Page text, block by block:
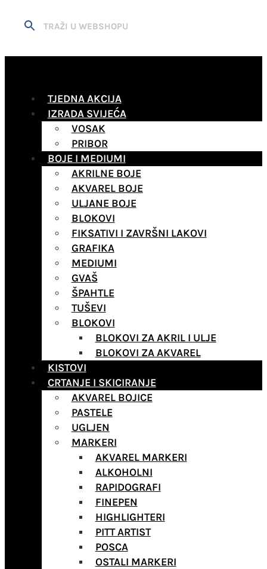
TJEDNA AKCIJA
IZRADA SVIJEĆA
VOSAK
PRIBOR
BOJE I MEDIUMI
AKRILNE BOJE
AKVAREL BOJE
ULJANE BOJE
BLOKOVI
FIKSATIVI I ZAVRŠNI LAKOVI
GRAFIKA
MEDIUMI
GVAŠ
ŠPAHTLE
TUŠEVI
BLOKOVI
BLOKOVI ZA AKRIL I ULJE
BLOKOVI ZA AKVAREL
KISTOVI
CRTANJE I SKICIRANJE
AKVAREL BOJICE
PASTELE
UGLJEN
MARKERI
AKVAREL MARKERI
ALKOHOLNI
RAPIDOGRAFI
FINEPEN
HIGHLIGHTERI
PITT ARTIST
POSCA
OSTALI MARKERI